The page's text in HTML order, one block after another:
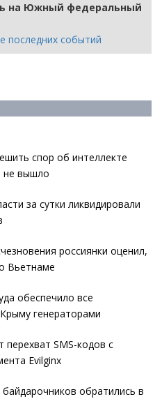
на Южный федеральный
последних событий
спор об интеллекте
не вышло
за сутки ликвидировали
россиянки оценил,
Вьетнаме
обеспечило все
генераторами
перехват SMS-кодов с
Evilginx
обратились в